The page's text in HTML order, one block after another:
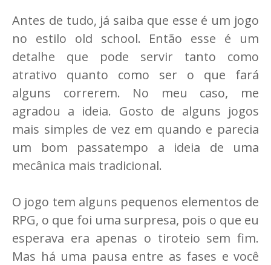
Antes de tudo, já saiba que esse é um jogo
no estilo old school. Então esse é um
detalhe que pode servir tanto como
atrativo quanto como ser o que fará
alguns correrem. No meu caso, me
agradou a ideia. Gosto de alguns jogos
mais simples de vez em quando e parecia
um bom passatempo a ideia de uma
mecânica mais tradicional.
O jogo tem alguns pequenos elementos de
RPG, o que foi uma surpresa, pois o que eu
esperava era apenas o tiroteio sem fim.
Mas há uma pausa entre as fases e você